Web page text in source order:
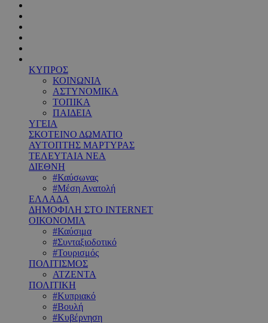
ΚΥΠΡΟΣ
ΚΟΙΝΩΝΙΑ
ΑΣΤΥΝΟΜΙΚΑ
ΤΟΠΙΚΑ
ΠΑΙΔΕΙΑ
ΥΓΕΙΑ
ΣΚΟΤΕΙΝΟ ΔΩΜΑΤΙΟ
ΑΥΤΟΠΤΗΣ ΜΑΡΤΥΡΑΣ
ΤΕΛΕΥΤΑΙΑ ΝΕΑ
ΔΙΕΘΝΗ
#Καύσωνας
#Μέση Ανατολή
ΕΛΛΑΔΑ
ΔΗΜΟΦΙΛΗ ΣΤΟ INTERNET
ΟΙΚΟΝΟΜΙΑ
#Καύσιμα
#Συνταξιοδοτικό
#Τουρισμός
ΠΟΛΙΤΙΣΜΟΣ
ΑΤΖΕΝΤΑ
ΠΟΛΙΤΙΚΗ
#Κυπριακό
#Βουλή
#Κυβέρνηση